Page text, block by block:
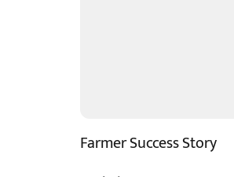
Farmer Success Story